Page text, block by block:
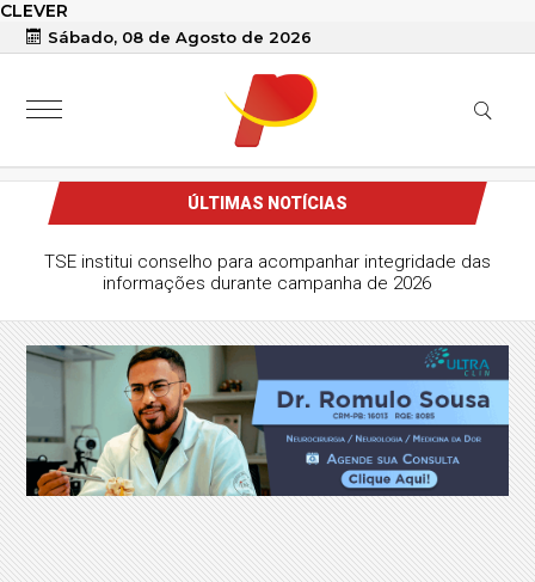
CLEVER
Sábado, 08 de Agosto de 2026
ÚLTIMAS NOTÍCIAS
TSE institui conselho para acompanhar integridade das
informações durante campanha de 2026